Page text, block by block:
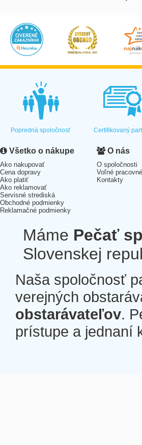
Popredná spoločnosť Certifikovaný
Všetko o nákupe
Ako nakupovať
Cena dopravy
Ako platiť
Ako reklamovať
Servisné strediská
Obchodné podmienky
Reklamačné podmienky
O nás
O spoločnosti
Voľné
Kontakty
Máme Pečať
Slovenskej
Naša spoločnosť
verejných
obstarávateľov.
prístupe a jednaní